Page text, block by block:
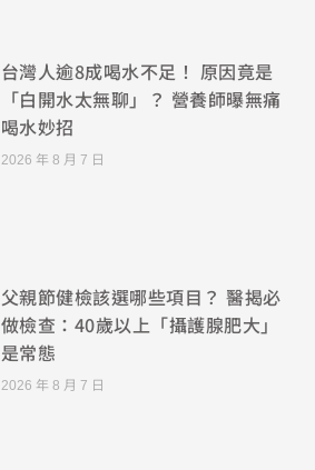
台灣人逾8成喝水不足！ 原因竟是
「白開水太無聊」？ 營養師曝無痛
喝水妙招
2026 年 8 月 7 日
父親節健檢該選哪些項目？ 醫揭必
做檢查：40歲以上「攝護腺肥大」
是常態
2026 年 8 月 7 日